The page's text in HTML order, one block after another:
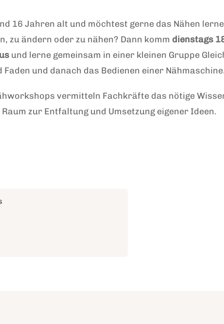
16 Jahren alt und möchtest gerne das Nähen
zu ändern oder zu nähen? Dann komm dienstags
und lerne gemeinsam in einer kleinen Gruppe
Faden und danach das Bedienen einer
vermitteln Fachkräfte das nötige
zur Entfaltung und Umsetzung eigener Ideen.